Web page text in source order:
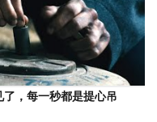
了，每一秒都是提心吊